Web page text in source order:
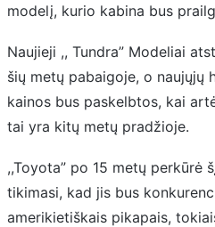
modelį, kurio kabina bus
Naujieji ,, Tundra” Modeliai
šių metų pabaigoje, o naujųjų
kainos bus paskelbtos, kai
tai yra kitų metų pradžioje.
,,Toyota” po 15 metų perkūrė
tikimasi, kad jis bus
amerikietiškais pikapais,